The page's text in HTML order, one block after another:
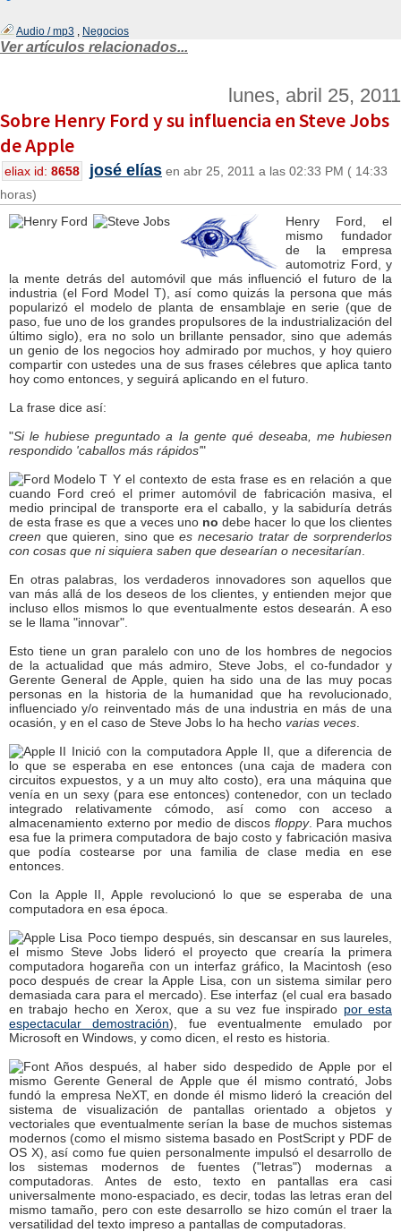
Audio / mp3 , Negocios
Ver artículos relacionados...
lunes, abril 25, 2011
Sobre Henry Ford y su influencia en Steve Jobs
de Apple
eliax id: 8658 josé elías en abr 25, 2011 a las 02:33 PM ( 14:33
horas)
Henry Ford, el
mismo fundador
de la empresa
automotriz Ford, y
la mente detrás del automóvil que más influenció el futuro de la
industria (el Ford Model T), así como quizás la persona que más
popularizó el modelo de planta de ensamblaje en serie (que de
paso, fue uno de los grandes propulsores de la industrialización del
último siglo), era no solo un brillante pensador, sino que además
un genio de los negocios hoy admirado por muchos, y hoy quiero
compartir con ustedes una de sus frases célebres que aplica tanto
hoy como entonces, y seguirá aplicando en el futuro.
La frase dice así:
"Si le hubiese preguntado a la gente qué deseaba, me hubiesen
respondido 'caballos más rápidos'"
Y el contexto de esta frase es en relación a que
cuando Ford creó el primer automóvil de fabricación masiva, el
medio principal de transporte era el caballo, y la sabiduría detrás
de esta frase es que a veces uno no debe hacer lo que los clientes
creen que quieren, sino quees necesario tratar de sorprenderlos
con cosas que ni siquiera saben que desearían o necesitarían
En otras palabras, los verdaderos innovadores son aquellos que
van más allá de los deseos de los clientes, y entienden mejor que
incluso ellos mismos lo que eventualmente estos desearán. A eso
se le llama "innovar".
Esto tiene un gran paralelo con uno de los hombres de negocios
de la actualidad que más admiro, Steve Jobs, el co-fundador y
Gerente General de Apple, quien ha sido una de las muy pocas
personas en la historia de la humanidad que ha revolucionado,
influenciado y/o reinventado más de una industria en más de una
ocasión, y en el caso de Steve Jobs lo ha hecho varias veces
Inició con la computadora Apple II, que a diferencia de
lo que se esperaba en ese entonces (una caja de madera con
circuitos expuestos, y a un muy alto costo), era una máquina que
venía en un sexy (para ese entonces) contenedor, con un teclado
integrado relativamente cómodo, así como con acceso a
almacenamiento externo por medio de discos floppy. Para muchos
esa fue la primera computadora de bajo costo y fabricación masiva
que podía costearse por una familia de clase media en ese
entonces.
Con la Apple II, Apple revolucionó lo que se esperaba de una
computadora en esa época.
Poco tiempo después, sin descansar en sus laureles,
el mismo Steve Jobs lideró el proyecto que crearía la primera
computadora hogareña con un interfaz gráfico, la Macintosh (eso
poco después de crear la Apple Lisa, con un sistema similar pero
demasiada cara para el mercado). Ese interfaz (el cual era basado
en trabajo hecho en Xerox, que a su vez fue inspirado por esta
espectacular demostración), fue eventualmente emulado por
Microsoft en Windows, y como dicen, el resto es historia.
Años después, al haber sido despedido de Apple por el
mismo Gerente General de Apple que él mismo contrató, Jobs
fundó la empresa NeXT, en donde él mismo lideró la creación del
sistema de visualización de pantallas orientado a objetos y
vectoriales que eventualmente serían la base de muchos sistemas
modernos (como el mismo sistema basado en PostScript y PDF de
OS X), así como fue quien personalmente impulsó el desarrollo de
los sistemas modernos de fuentes ("letras") modernas a
computadoras. Antes de esto, texto en pantallas era casi
universalmente mono-espaciado, es decir, todas las letras eran del
mismo tamaño, pero con este desarrollo se hizo común el traer la
versatilidad del texto impreso a pantallas de computadoras.